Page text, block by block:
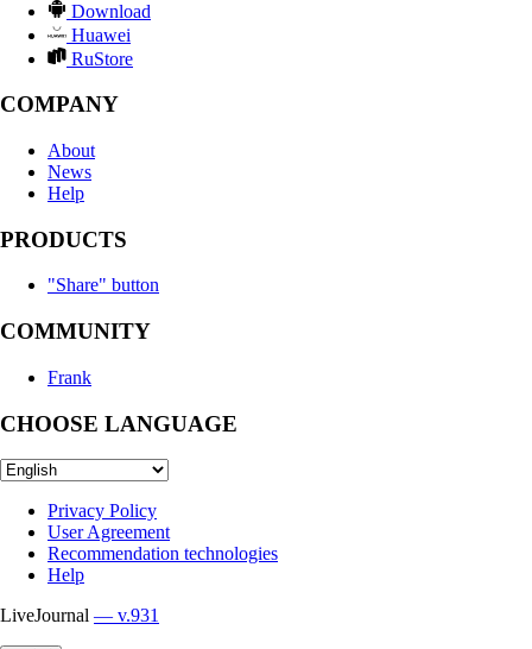
Download
Huawei
RuStore
COMPANY
About
News
Help
PRODUCTS
"Share" button
COMMUNITY
Frank
CHOOSE LANGUAGE
Privacy Policy
User Agreement
Recommendation technologies
Help
LiveJournal — v.931